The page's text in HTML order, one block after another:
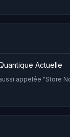
Actuelle
appelée "Store